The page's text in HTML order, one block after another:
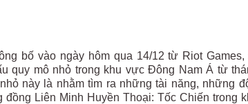
bố vào ngày hôm qua 14/12 từ Riot
quy mô nhỏ trong khu vực Đông Nam Á từ
này là nhằm tìm ra những tài năng, những
đồng Liên Minh Huyền Thoại: Tốc Chiến trong